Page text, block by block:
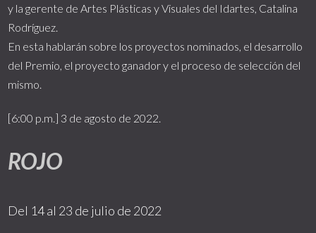
y la gerente de Artes Plásticas y Visuales del Idartes, Catalina
Rodríguez.
En esta hablarán sobre los proyectos nominados, el desarrollo
del Premio, el proyecto ganador y el proceso de selección del
mismo.
[6:00 p.m.] 3 de agosto de 2022.
ROJO
Del 14 al 23 de julio de 2022